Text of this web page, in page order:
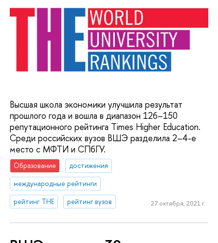
Высшая школа экономики улучшила результат
прошлого года и вошла в диапазон 126–150
репутационного рейтинга Times Higher Education.
Среди российских вузов ВШЭ разделила 2–4-е
место с МФТИ и СПбГУ.
Образование
достижения
международные рейтинги
рейтинг THE
рейтинг вузов 27 октября, 2021 г.